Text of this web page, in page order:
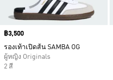
Price
฿3,500
รองเท้าเปิดส้น SAMBA OG
ผู้หญิง Originals
2 สี